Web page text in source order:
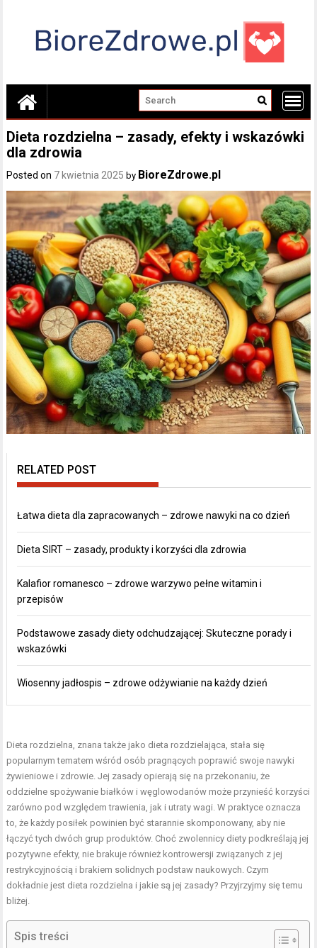
Dieta rozdzielna – zasady, efekty i wskazówki
dla zdrowia
Posted on 7 kwietnia 2025 by BioreZdrowe.pl
RELATED POST
Łatwa dieta dla zapracowanych – zdrowe nawyki na co dzień
Dieta SIRT – zasady, produkty i korzyści dla zdrowia
Kalafior romanesco – zdrowe warzywo pełne witamin i
przepisów
Podstawowe zasady diety odchudzającej: Skuteczne porady i
wskazówki
Wiosenny jadłospis – zdrowe odżywianie na każdy dzień
Dieta rozdzielna, znana także jako dieta rozdzielająca, stała się
popularnym tematem wśród osób pragnących poprawić swoje nawyki
żywieniowe i zdrowie. Jej zasady opierają się na przekonaniu, że
oddzielne spożywanie białków i węglowodanów może przynieść korzyści
zarówno pod względem trawienia, jak i utraty wagi. W praktyce oznacza
to, że każdy posiłek powinien być starannie skomponowany, aby nie
łączyć tych dwóch grup produktów. Choć zwolennicy diety podkreślają jej
pozytywne efekty, nie brakuje również kontrowersji związanych z jej
restrykcyjnością i brakiem solidnych podstaw naukowych. Czym
dokładnie jest dieta rozdzielna i jakie są jej zasady? Przyjrzyjmy się temu
bliżej.
Spis treści